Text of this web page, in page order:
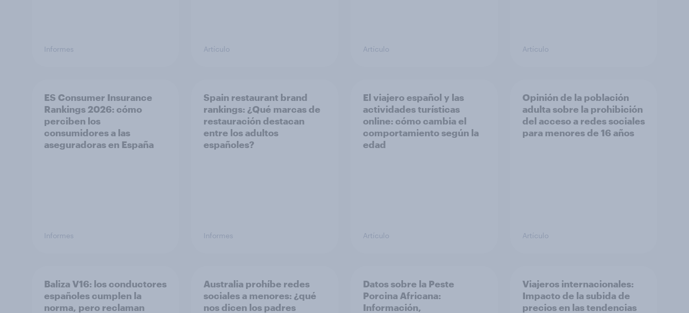
Informes Artículo Artículo Artículo
ES Consumer Insurance
Rankings 2026: cómo
perciben los
consumidores a las
aseguradoras en España
Informes
Spain restaurant ​brand
rankings​: ¿Qué marcas de
restauración destacan
entre los adultos
españoles?
Informes
El viajero español y las
actividades turísticas
online: cómo cambia el
comportamiento según la
edad
Artículo
Opinión de la población
adulta sobre la prohibición
del acceso a redes sociales
para menores de 16 años
Artículo
Baliza V16: los conductores
españoles cumplen la
norma, pero reclaman
Australia prohíbe redes
sociales a menores: ¿qué
nos dicen los padres
Datos sobre la Peste
Porcina Africana:
Información,
Viajeros internacionales:
Impacto de la subida de
precios en las tendencias